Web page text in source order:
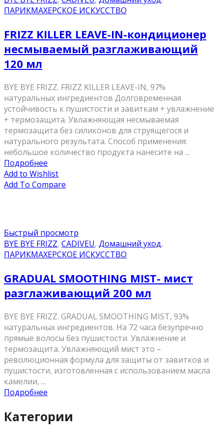
ПАРИКМАХЕРСКОЕ ИСКУССТВО
FRIZZ KILLER LEAVE-IN-кондиционер
несмываемый разглаживающий
120 мл
BYE BYE FRIZZ. FRIZZ KILLER LEAVE-IN, 97%
натуральных ингредиентов Долговременная
устойчивость к пушистости и завиткам + увлажнение
+ термозащита. Увлажняющая несмываемая
термозащита без силиконов для струящегося и
натурального результата. Способ применения:
небольшое количество продукта нанесите на ...
Подробнее
Add to Wishlist
Add To Compare
Быстрый просмотр
BYE BYE FRIZZ, CADIVEU, Домашний уход,
ПАРИКМАХЕРСКОЕ ИСКУССТВО
GRADUAL SMOOTHING MIST- мист
разглаживающий 200 мл
BYE BYE FRIZZ. GRADUAL SMOOTHING MIST, 93%
натуральных ингредиентов. На 72 часа безупречно
прямые волосы без пушистости. Увлажнение и
термозащита. Увлажняющий мист это –
революционная формула для защиты от завитков и
пушистости, изготовленная с использованием масла
камелии, ...
Подробнее
Категории